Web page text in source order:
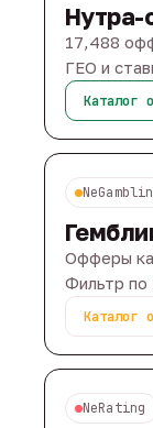
17,488
ГЕО и
Каталог
Офферы
Фильтр по
Каталог
NeRating